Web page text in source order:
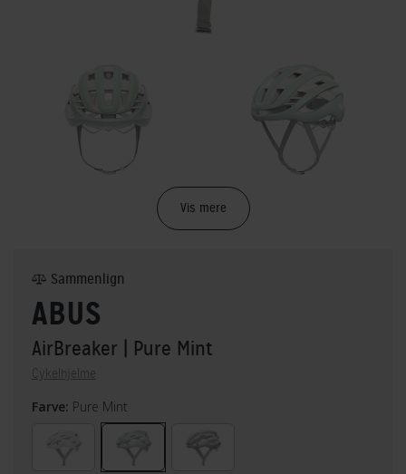
Vis mere
ABUS
AirBreaker | Pure Mint
Cykelhjelme
Sammenlign
Farve: Pure Mint